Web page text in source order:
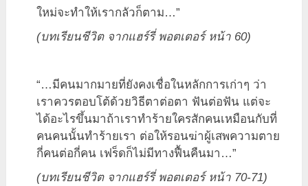
ใหม่จะทำให้เรากลัวก็ตาม…”
(บทเรียนชีวิต จากแฮร์รี่ พอตเตอร์ หน้า 60)
“…มีคนมากมายที่ยังคงเชื่อในหลักการเก่าๆ ว่า
เราควรตอบโต้ด้วยวิธีตาต่อตา ฟันต่อฟัน แต่จะ
ได้อะไรขึ้นมาถ้าเราทำร้ายใครสักคนเหมือนกับที่
คนคนนั้นทำร้ายเรา ต่อให้รอนฆ่าผู้เสพความตาย
กี่คนต่อกี่คน เฟร็ดก็ไม่มีทางฟื้นคืนมา…”
(บทเรียนชีวิต จากแฮร์รี่ พอตเตอร์ หน้า 70-71)